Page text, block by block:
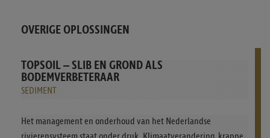
OVERIGE OPLOSSINGEN
TOPSOIL – SLIB EN GROND ALS
BODEMVERBETERAAR
SEDIMENT
Het management en onderhoud van het Nederlandse